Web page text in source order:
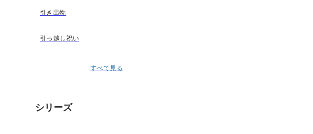
引き出物
引っ越し祝い
すべて見る
シリーズ